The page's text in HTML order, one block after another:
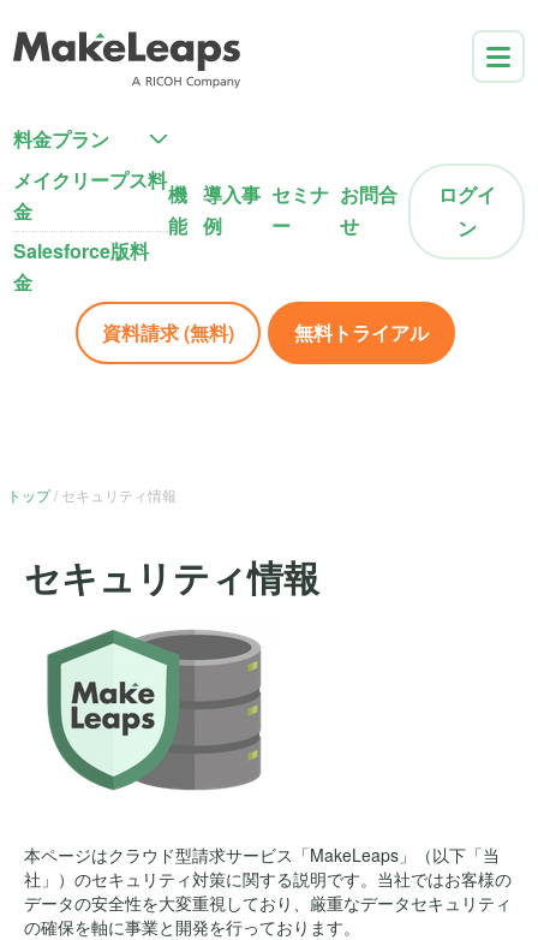
料金プラン
メイクリープス料
金
Salesforce版料
金
機
能
導入事
例
セミナ
ー
お問合
せ
ログイ
ン
資料請求 (無料) 無料トライアル
トップ セキュリティ情報
セキュリティ情報
本ページはクラウド型請求サービス「MakeLeaps」（以下「当
社」）のセキュリティ対策に関する説明です。当社ではお客様の
データの安全性を大変重視しており、厳重なデータセキュリティ
の確保を軸に事業と開発を行っております。